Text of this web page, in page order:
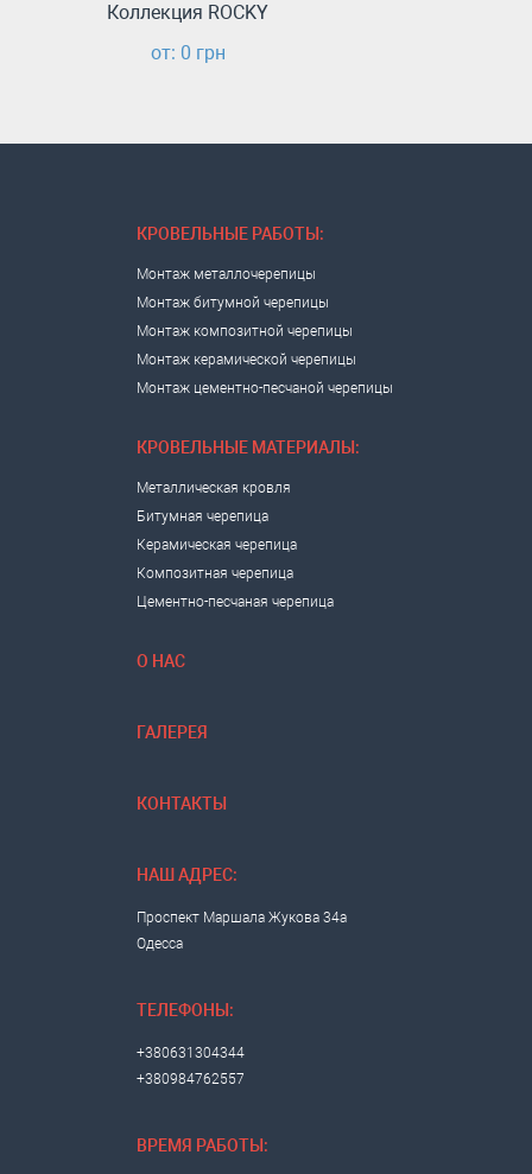
Коллекция ROCKY
от: 0 грн
КРОВЕЛЬНЫЕ РАБОТЫ:
Монтаж металлочерепицы
Монтаж битумной черепицы
Монтаж композитной черепицы
Монтаж керамической черепицы
Монтаж цементно-песчаной черепицы
КРОВЕЛЬНЫЕ МАТЕРИАЛЫ:
Металлическая кровля
Битумная черепица
Керамическая черепица
Композитная черепица
Цементно-песчаная черепица
О НАС
ГАЛЕРЕЯ
КОНТАКТЫ
НАШ АДРЕС:
Проспект Маршала Жукова 34а
Одесса
ТЕЛЕФОНЫ:
+380631304344
+380984762557
ВРЕМЯ РАБОТЫ: